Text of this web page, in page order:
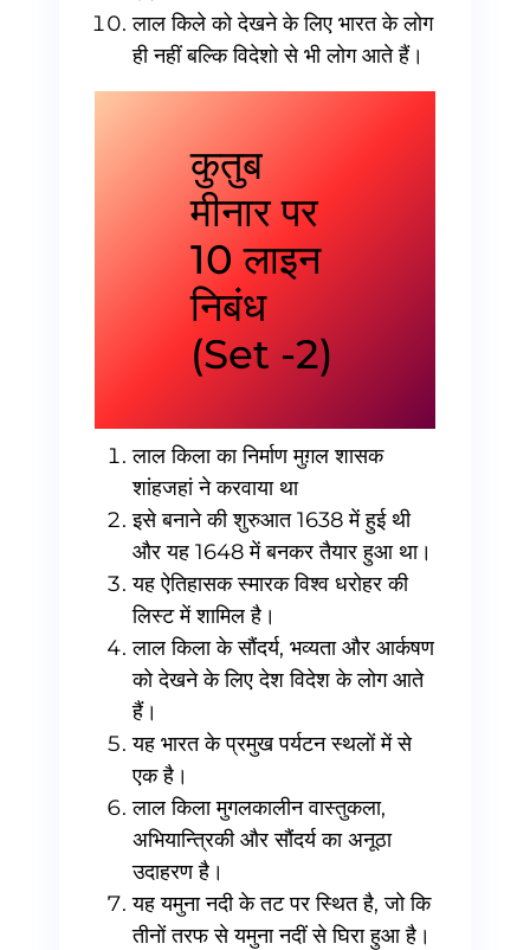
लाल किले को देखने के लिए भारत के लोग
ही नहीं बल्कि विदेशो से भी लोग आते हैं।
कुतुब
मीनार पर
10 लाइन
निबंध
(Set -2)
लाल किला का निर्माण मुग़ल शासक
शांहजहां ने करवाया था
इसे बनाने की शुरुआत 1638 में हुई थी
और यह 1648 में बनकर तैयार हुआ था।
यह ऐतिहासक स्मारक विश्व धरोहर की
लिस्ट में शामिल है।
लाल किला के सौंदर्य, भव्यता और आर्कषण
को देखने के लिए देश विदेश के लोग आते
हैं।
यह भारत के प्रमुख पर्यटन स्थलों में से
एक है।
लाल किला मुगलकालीन वास्तुकला,
अभियान्त्रिकी और सौंदर्य का अनूठा
उदाहरण है।
यह यमुना नदी के तट पर स्थित है, जो कि
तीनों तरफ से यमुना नदीं से घिरा हुआ है।